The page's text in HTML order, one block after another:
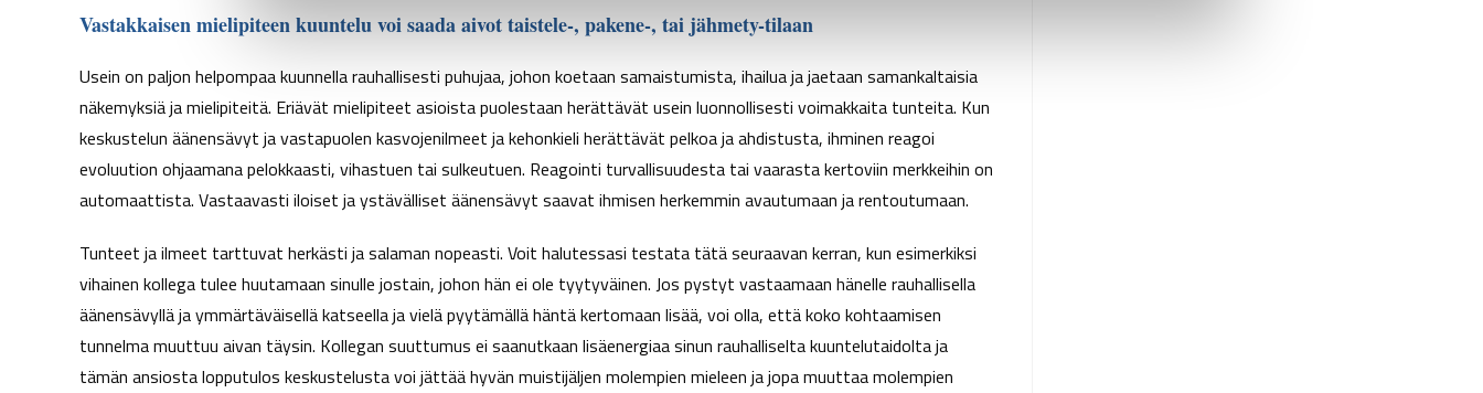
s
e
l
i
n
a
Vastakkaisen mielipiteen kuuntelu voi saada aivot taistele-, pakene-, tai jähmety-tilaan
Usein on paljon helpompaa kuunnella rauhallisesti puhujaa, johon koetaan samaistumista, ihailua ja jaetaan samankaltaisia
näkemyksiä ja mielipiteitä. Eriävät mielipiteet asioista puolestaan herättävät usein luonnollisesti voimakkaita tunteita. Kun
keskustelun äänensävyt ja vastapuolen kasvojenilmeet ja kehonkieli herättävät pelkoa ja ahdistusta, ihminen reagoi
evoluution ohjaamana pelokkaasti, vihastuen tai sulkeutuen. Reagointi turvallisuudesta tai vaarasta kertoviin merkkeihin on
automaattista. Vastaavasti iloiset ja ystävälliset äänensävyt saavat ihmisen herkemmin avautumaan ja rentoutumaan.
Tunteet ja ilmeet tarttuvat herkästi ja salaman nopeasti. Voit halutessasi testata tätä seuraavan kerran, kun esimerkiksi
vihainen kollega tulee huutamaan sinulle jostain, johon hän ei ole tyytyväinen. Jos pystyt vastaamaan hänelle rauhallisella
äänensävyllä ja ymmärtäväisellä katseella ja vielä pyytämällä häntä kertomaan lisää, voi olla, että koko kohtaamisen
tunnelma muuttuu aivan täysin. Kollegan suuttumus ei saanutkaan lisäenergiaa sinun rauhalliselta kuuntelutaidolta ja
tämän ansiosta lopputulos keskustelusta voi jättää hyvän muistijäljen molempien mieleen ja jopa muuttaa molempien